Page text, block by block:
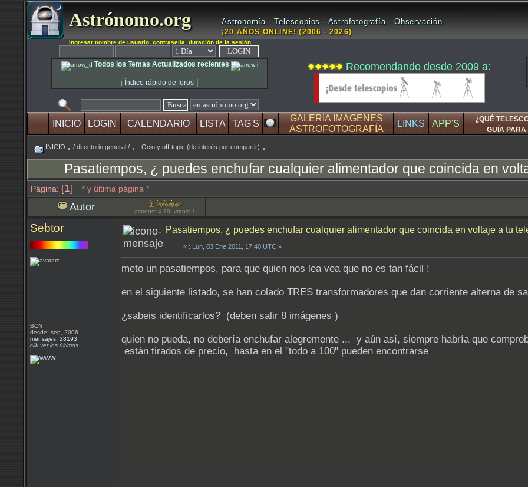
Astrónomo.org Astronomía · Telescopios · Astrofotografía · Observación
¡20 AÑOS ONLINE! (2006 - 2026)
Ingresar nombre de usuario, contraseña, duración de la sesión
Todos los Temas Actualizados recientes
| Índice rápido de foros |
Recomendando desde 2009 a:
INICIO LOGIN CALENDARIO LISTA TAG'S
GALERÍA IMÁGENES
ASTROFOTOGRAFÍA
LINKS APP'S
¿QUÉ
GUÍA PARA
INICIO / directorio general / · Ocio y off-topic (de interés por compartir)
Pasatiempos, ¿ puedes enchufar cualquier alimentador que coincida en
Página: [1] * y última página *
Autor astrons: 4.19 votos: 1
Sebtor
BCN
desde: sep, 2006
mensajes: 28193
clik ver los últimos
Pasatiempos, ¿ puedes enchufar cualquier alimentador que coincida en voltaje a tu
« : Lun, 03 Ene 2011, 17:40 UTC »
meto un pasatiempos, para que quien nos lea vea que no es tan fácil !
en el siguiente listado, se han colado TRES transformadores que dan corriente alterna de
¿sabeis identificarlos? (deben salir 8 imágenes )
quien no pueda, no debería enchufar alegremente ... y aún así, siempre habría que
están tirados de precio, hasta en el "todo a 100" pueden encontrarse